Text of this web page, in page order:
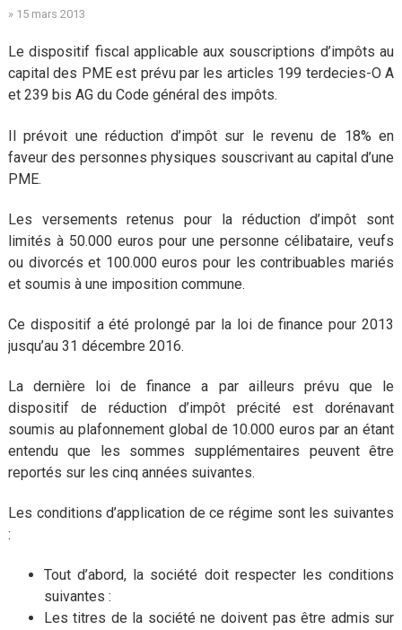
» 15 mars 2013
Le dispositif fiscal applicable aux souscriptions d’impôts au
capital des PME est prévu par les articles 199 terdecies-O A
et 239 bis AG du Code général des impôts.
Il prévoit une réduction d’impôt sur le revenu de 18% en
faveur des personnes physiques souscrivant au capital d’une
PME.
Les versements retenus pour la réduction d’impôt sont
limités à 50.000 euros pour une personne célibataire, veufs
ou divorcés et 100.000 euros pour les contribuables mariés
et soumis à une imposition commune.
Ce dispositif a été prolongé par la loi de finance pour 2013
jusqu’au 31 décembre 2016.
La dernière loi de finance a par ailleurs prévu que le
dispositif de réduction d’impôt précité est dorénavant
soumis au plafonnement global de 10.000 euros par an étant
entendu que les sommes supplémentaires peuvent être
reportés sur les cinq années suivantes.
Les conditions d’application de ce régime sont les suivantes
:
Tout d’abord, la société doit respecter les conditions
suivantes :
Les titres de la société ne doivent pas être admis sur